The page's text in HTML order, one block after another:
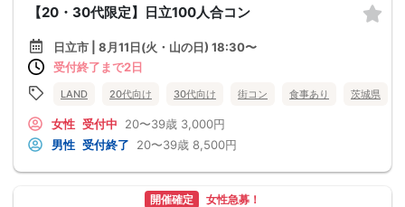
【20・30代限定】日立100人合コン
日立市 | 8月11日(火・山の日) 18:30〜
受付終了まで2日
LAND 20代向け 30代向け 街コン 食事あり 茨城県
女性 受付中 20〜39歳 3,000円
男性 受付終了 20〜39歳 8,500円
開催確定 女性急募！